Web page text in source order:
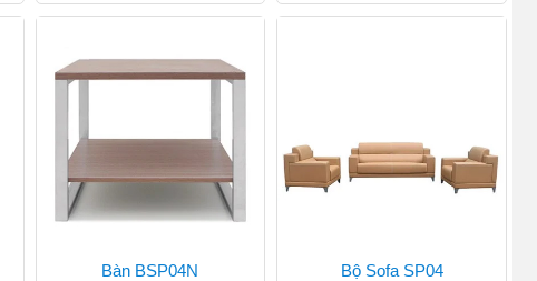
Bàn BSP04N Bộ Sofa SP04